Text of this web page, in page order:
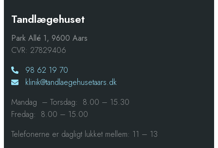
Tandlægehuset
Park Allé 1, 9600 Aars
CVR: 27829406
98 62 19 70
klinik@tandlaegehusetaars.dk
Mandag – Torsdag: 8.00 – 15.30
Fredag: 8.00 – 15.00​
Telefonerne er dagligt lukket mellem: 11 – 13